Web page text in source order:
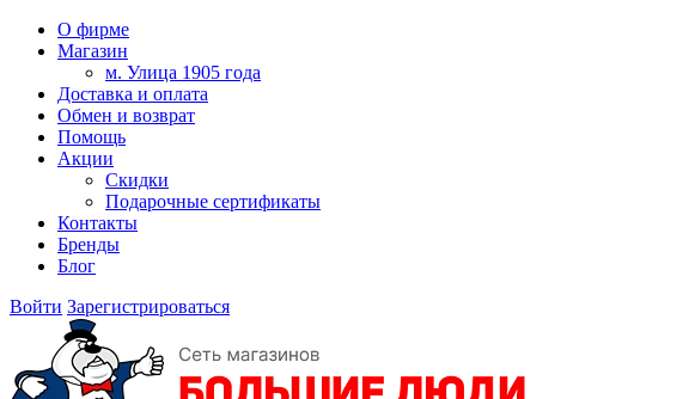
О фирме
Магазин
м. Улица 1905 года
Доставка и оплата
Обмен и возврат
Помощь
Акции
Скидки
Подарочные сертификаты
Контакты
Бренды
Блог
Войти Зарегистрироваться